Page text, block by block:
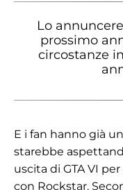
Lo
prossimo
circostanze
E i fan hanno già
starebbe
uscita di GTA VI
con Rockstar.